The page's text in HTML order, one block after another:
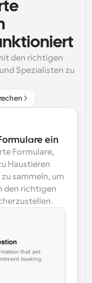
Anrufen
Erinnerungen
die neuesten
mit Kunden
buchen
wenn etwas
den richtigen
Spezialisten zu
ein
Formulare,
Haustieren
sammeln, um
den richtigen